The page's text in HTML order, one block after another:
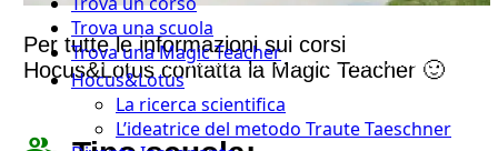
Trova una scuola
Trova una Magic Teacher
Hocus&Lotus
La ricerca scientifica
L’ideatrice del metodo Traute Taeschner
Per tutte le informazioni sui corsi
Hocus&Lotus contatta la Magic Teacher 🙂